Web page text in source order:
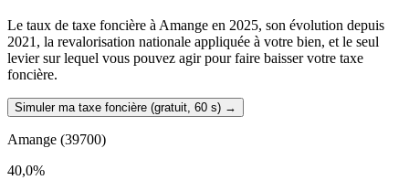
Le taux de taxe foncière à Amange en 2025, son évolution depuis
2021, la revalorisation nationale appliquée à votre bien, et le seul
levier sur lequel vous pouvez agir pour faire baisser votre taxe
foncière.
Simuler ma taxe foncière (gratuit, 60 s) →
Amange (39700)
40,0%